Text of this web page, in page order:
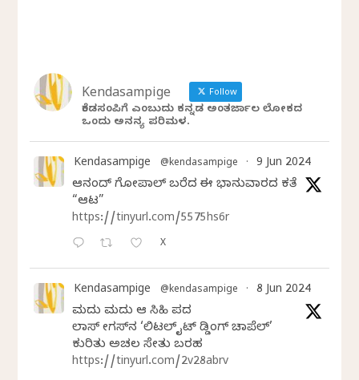
Kendasampige Follow
ಕೆಂಡಸಂಪಿಗೆ ಎಂಬುದು ಕನ್ನಡ ಅಂತರ್ಜಾಲ ಲೋಕದ
ಒಂದು ಅನನ್ಯ ಪರಿಮಳ.
Kendasampige @kendasampige · 9 Jun 2024
ಆನಂದ್‌ ಗೋಪಾಲ್‌ ಬರೆದ ಈ ಭಾನುವಾರದ ಕತೆ
“ಆಟ”
https://tinyurl.com/5575hs6r
X
Kendasampige @kendasampige · 8 Jun 2024
ಮದುವೆ ಮದುವೆ ಆ ಸಿಹಿ ಪದವೆ
ಲಾಸ್‌ ವೇಗಸ್‌ನ ‘ಲಿಟಲ್ ವೈಟ್ ವೆಡ್ಡಿಂಗ್ ಚಾಪೆಲ್’
ಕುರಿತು ಅಚಲ ಸೇತು ಬರಹ
https://tinyurl.com/2v28abrv